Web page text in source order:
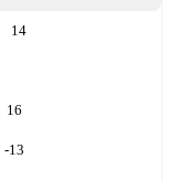
14
16
-13